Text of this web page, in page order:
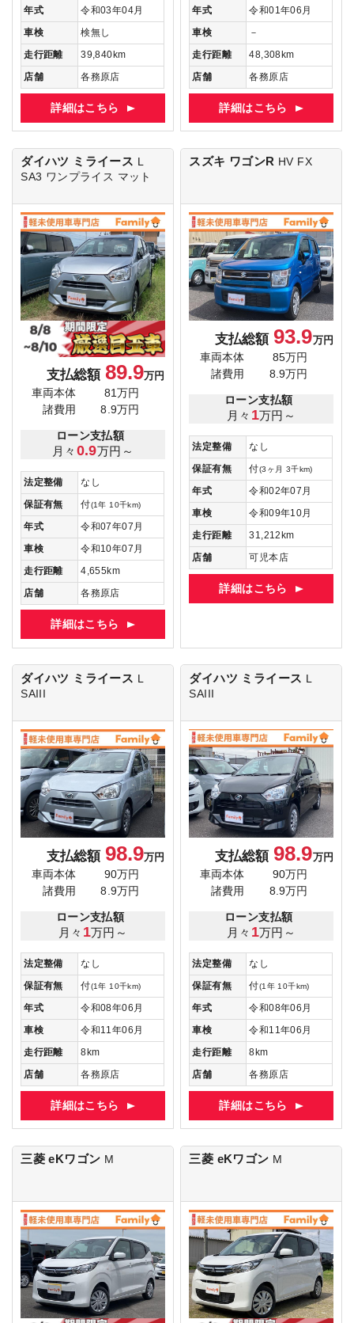
年式
令和03年04月
車検
検無し
走行距離
39,840km
店舗
各務原店
詳細はこちら
年式
令和01年06月
車検
－
走行距離
48,308km
店舗
各務原店
詳細はこちら
ダイハツ ミライース
SA3 ワンプライス マット
支払総額 89.9万円
車両本体
81万円
諸費用
8.9万円
ローン支払額
月々 0.9万円～
法定整備
なし
保証有無
付(1年 10千km)
年式
令和07年07月
車検
令和10年07月
走行距離
4,655km
店舗
各務原店
詳細はこちら
スズキ ワゴンR HV FX
支払総額 93.9万円
車両本体
85万円
諸費用
8.9万円
ローン支払額
月々 1万円～
法定整備
なし
保証有無
付(3ヶ月 3千km)
年式
令和02年07月
車検
令和09年10月
走行距離
31,212km
店舗
可児本店
詳細はこちら
ダイハツ ミライース L
SAIII
支払総額 98.9万円
車両本体
90万円
諸費用
8.9万円
ローン支払額
月々 1万円～
法定整備
なし
保証有無
付(1年 10千km)
年式
令和08年06月
車検
令和11年06月
走行距離
8km
店舗
各務原店
詳細はこちら
ダイハツ ミライース L
SAIII
支払総額 98.9万円
車両本体
90万円
諸費用
8.9万円
ローン支払額
月々 1万円～
法定整備
なし
保証有無
付(1年 10千km)
年式
令和08年06月
車検
令和11年06月
走行距離
8km
店舗
各務原店
詳細はこちら
三菱 eKワゴン M 三菱 eKワゴン M